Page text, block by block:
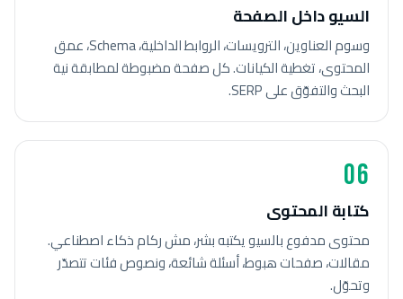
السيو داخل الصفحة
وسوم العناوين، الترويسات، الروابط الداخلية، Schema، عمق
المحتوى، تغطية الكيانات. كل صفحة مضبوطة لمطابقة نية
البحث والتفوّق على SERP.
06
كتابة المحتوى
محتوى مدفوع بالسيو يكتبه بشر، مش ركام ذكاء اصطناعي.
مقالات، صفحات هبوط، أسئلة شائعة، ونصوص فئات تتصدّر
وتحوّل.